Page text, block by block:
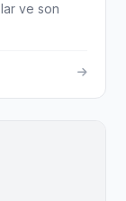
ve son